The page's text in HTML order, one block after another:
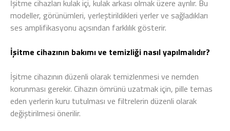
İşitme cihazları kulak içi, kulak arkası olmak üzere ayrılır. Bu
modeller, görünümleri, yerleştirildikleri yerler ve sağladıkları
ses amplifikasyonu açısından farklılık gösterir.
İşitme cihazının bakımı ve temizliği nasıl yapılmalıdır?
İşitme cihazının düzenli olarak temizlenmesi ve nemden
korunması gerekir. Cihazın ömrünü uzatmak için, pille temas
eden yerlerin kuru tutulması ve filtrelerin düzenli olarak
değiştirilmesi önerilir.